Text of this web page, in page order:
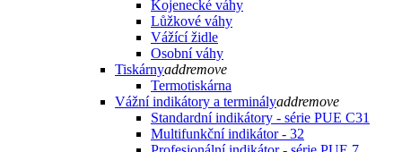
Kojenecké váhy
Lůžkové váhy
Vážící židle
Osobní váhy
Tiskárnyaddremove
Termotiskárna
Vážní indikátory a terminályaddremove
Standardní indikátory - série PUE C31
Multifunkční indikátor - 32